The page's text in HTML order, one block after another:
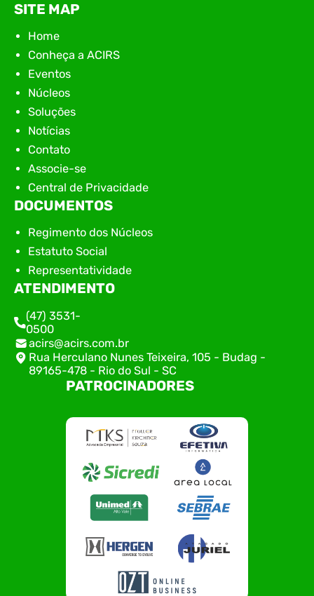
SITE MAP
Home
Conheça a ACIRS
Eventos
Núcleos
Soluções
Notícias
Contato
Associe-se
Central de Privacidade
DOCUMENTOS
Regimento dos Núcleos
Estatuto Social
Representatividade
ATENDIMENTO
(47) 3531-
0500
acirs@acirs.com.br
Rua Herculano Nunes Teixeira, 105 - Budag -
89165-478 - Rio do Sul - SC
PATROCINADORES